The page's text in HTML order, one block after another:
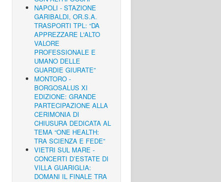
NAPOLI - STAZIONE
GARIBALDI, OR.S.A.
TRASPORTI TPL: “DA
APPREZZARE L'ALTO
VALORE
PROFESSIONALE E
UMANO DELLE
GUARDIE GIURATE”
MONTORO -
BORGOSALUS XI
EDIZIONE: GRANDE
PARTECIPAZIONE ALLA
CERIMONIA DI
CHIUSURA DEDICATA AL
TEMA “ONE HEALTH:
TRA SCIENZA E FEDE”
VIETRI SUL MARE -
CONCERTI D’ESTATE DI
VILLA GUARIGLIA:
DOMANI IL FINALE TRA